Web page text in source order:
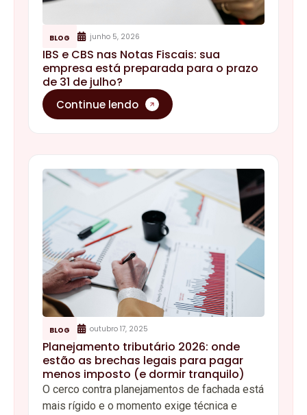
BLOG junho 5, 2026
IBS e CBS nas Notas Fiscais: sua
empresa está preparada para o prazo
de 31 de julho?
Continue lendo
BLOG outubro 17, 2025
Planejamento tributário 2026: onde
estão as brechas legais para pagar
menos imposto (e dormir tranquilo)
O cerco contra planejamentos de fachada está
mais rígido e o momento exige técnica e